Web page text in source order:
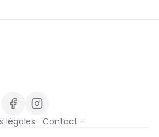
légales- Contact -